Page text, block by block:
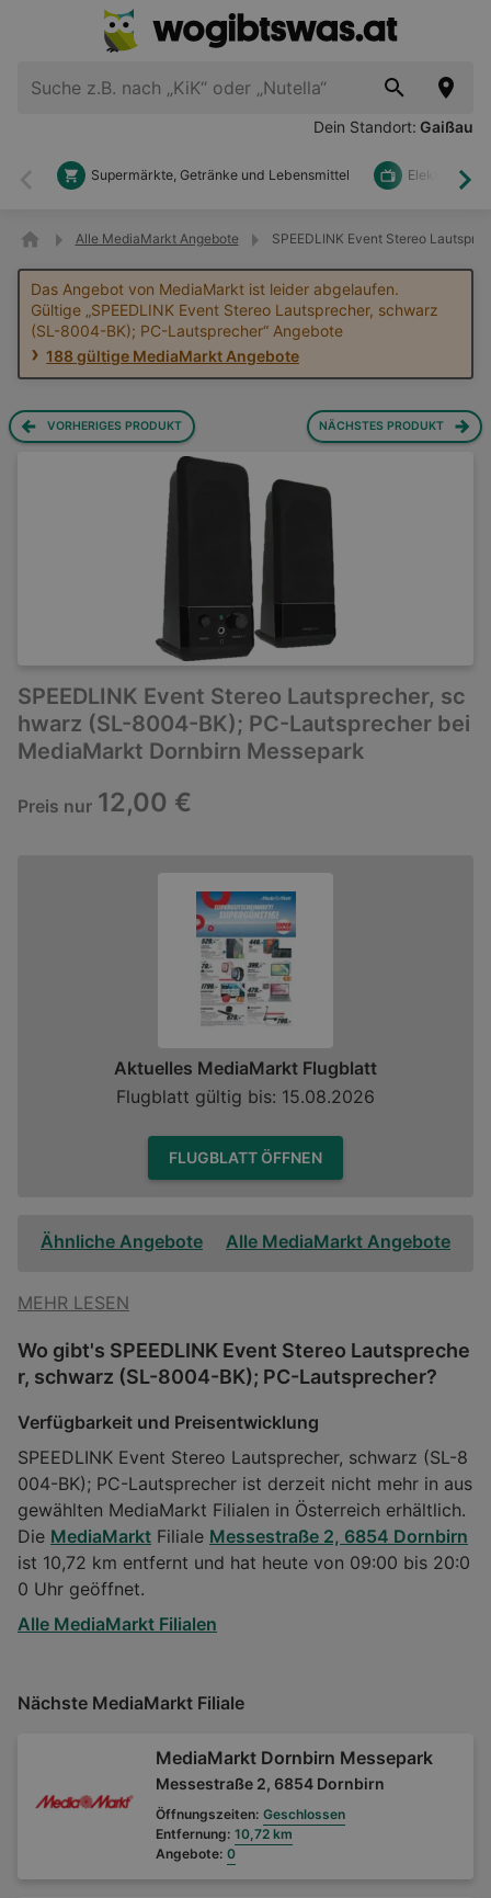
Dein Standort: Gaißau
Zurück
Supermärkte, Getränke und Lebensmittel Elektronik
Alle MediaMarkt Angebote SPEEDLINK Event Stereo
Das Angebot von MediaMarkt ist leider abgelaufen.
Gültige „SPEEDLINK Event Stereo Lautsprecher, schwarz
(SL-8004-BK); PC-Lautsprecher“ Angebote
188 gültige MediaMarkt Angebote
VORHERIGES PRODUKT NÄCHSTES PRODUKT
SPEEDLINK Event Stereo Lautsprecher, sc
hwarz (SL-8004-BK); PC-Lautsprecher bei
MediaMarkt Dornbirn Messepark
Preis nur 12,00 €
Aktuelles MediaMarkt Flugblatt
Flugblatt gültig bis: 15.08.2026
FLUGBLATT ÖFFNEN
Ähnliche Angebote Alle MediaMarkt Angebote
MEHR LESEN
Wo gibt's SPEEDLINK Event Stereo Lautspreche
r, schwarz (SL-8004-BK); PC-Lautsprecher?
Verfügbarkeit und Preisentwicklung
SPEEDLINK Event Stereo Lautsprecher, schwarz (SL-8
004-BK); PC-Lautsprecher ist derzeit nicht mehr in aus
gewählten MediaMarkt Filialen in Österreich erhältlich.
Die MediaMarkt Filiale Messestraße 2, 6854 Dornbirn
ist 10,72 km entfernt und hat heute von 09:00 bis 20:0
0 Uhr geöffnet.
Alle MediaMarkt Filialen
Nächste MediaMarkt Filiale
MediaMarkt Dornbirn Messepark
Messestraße 2, 6854 Dornbirn
Öffnungszeiten: Geschlossen
Entfernung: 10,72 km
Angebote: 0